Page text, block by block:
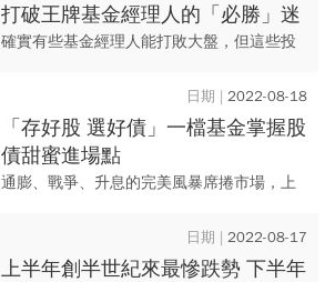
打破王牌基金經理人的「必勝」迷
思
確實有些基金經理人能打敗大盤，但這些投
久，而且基金贏過大盤的幅度，往往小於輸
給大盤的幅度。
2022-08-18
「存好股 選好債」一檔基金掌握股
債甜蜜進場點
通膨、戰爭、升息的完美風暴席捲市場，上
少投資人恐慌出場，然而隨著股債市浮現築
底止穩跡象，重返市場的...
2022-08-17
上半年創半世紀來最慘跌勢 下半年